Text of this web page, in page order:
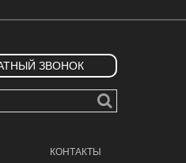
ЗВОНОК
КОНТАКТЫ